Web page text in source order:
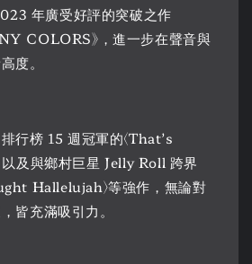
年廣受好評的突破之作
COLORS》，進一步在聲音與
度。
行榜 15 週冠軍的〈That’s
及與鄉村巨星 Jelly Roll 跨界
Hallelujah〉等強作，無論對
皆充滿吸引力。